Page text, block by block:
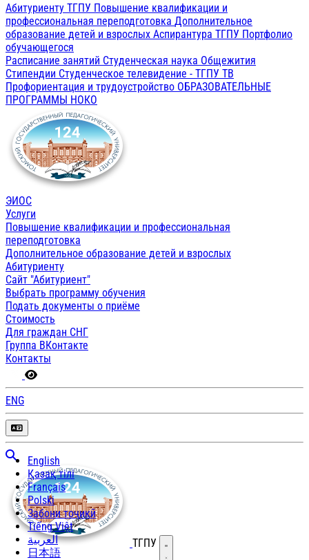
Абитуриенту ТГПУ Повышение квалификации и
профессиональная переподготовка Дополнительное
образование детей и взрослых Аспирантура ТГПУ Портфолио
обучающегося
Расписание занятий Студенческая наука Общежития
Стипендии Студенческое телевидение - ТГПУ ТВ
Профориентация и трудоустройство ОБРАЗОВАТЕЛЬНЫЕ
ПРОГРАММЫ НОКО
ЭИОС
Услуги
Повышение квалификации и профессиональная
переподготовка
Дополнительное образование детей и взрослых
Абитуриенту
Сайт "Абитуриент"
Выбрать программу обучения
Подать документы о приёме
Стоимость
Для граждан СНГ
Группа ВКонтакте
Контакты
ENG
English
Қазақ тілі
Français
Polski
Забони тоҷикӣ
Tiếng Việt
العربية
日本語
ТГПУ Открыть меню